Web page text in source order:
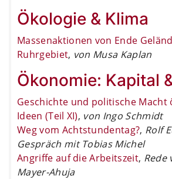
Ökologie & Klima
Massenaktionen von Ende
Ruhrgebiet, von Musa Kaplan
Ökonomie: Kapital
Geschichte und politische Macht
Ideen (Teil XI), von Ingo Schmidt
Weg vom Achtstundentag?, Rolf
Gespräch mit Tobias Michel
Angriffe auf die Arbeitszeit, Rede
Mayer-Ahuja